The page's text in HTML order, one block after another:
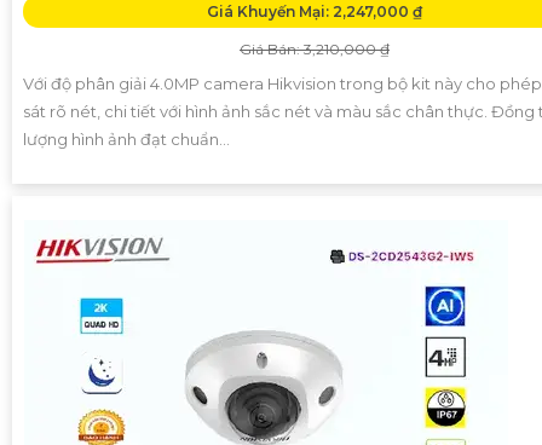
Giá Khuyến Mại: 2,247,000 ₫
Giá Bán: 3,210,000 ₫
Với độ phân giải 4.0MP camera Hikvision trong bộ kit này cho
sát rõ nét, chi tiết với hình ảnh sắc nét và màu sắc chân thực. Đồng
lượng hình ảnh đạt chuẩn...